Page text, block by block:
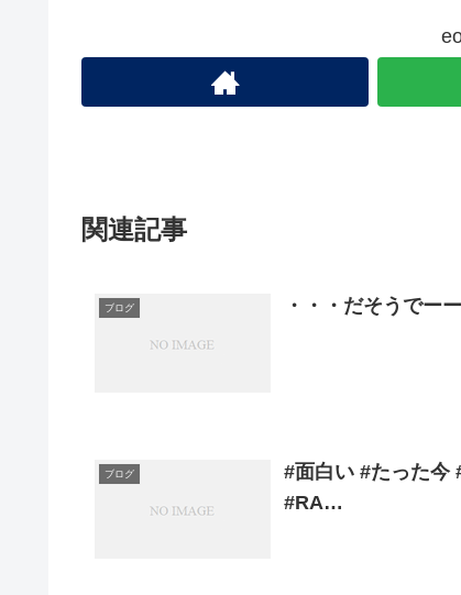
関連記事
ブログ ・・・だそうでー
ブログ
#面白い #たった今
#RA…